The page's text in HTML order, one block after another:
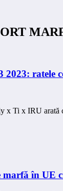
ratele
x Ti x IRU
în UE